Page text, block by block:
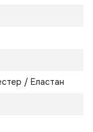
/ Еластан